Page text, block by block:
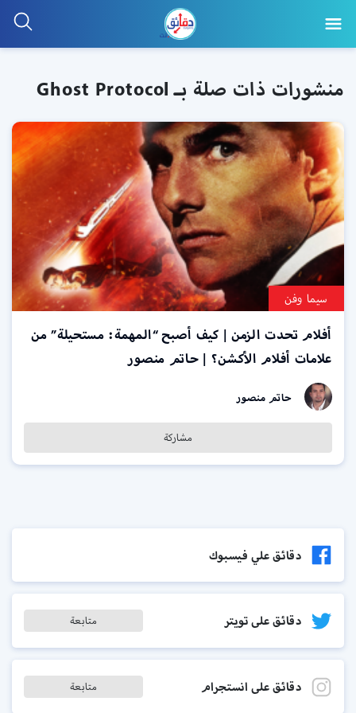
منشورات ذات صلة بـ Ghost Protocol
سيما وفن
أفلام تحدت الزمن | كيف أصبح “المهمة: مستحيلة” من
علامات أفلام الأكشن؟ | حاتم منصور
حاتم منصور
مشاركة
دقائق علي فيسبوك
دقائق على تويتر متابعة
دقائق على انستجرام متابعة